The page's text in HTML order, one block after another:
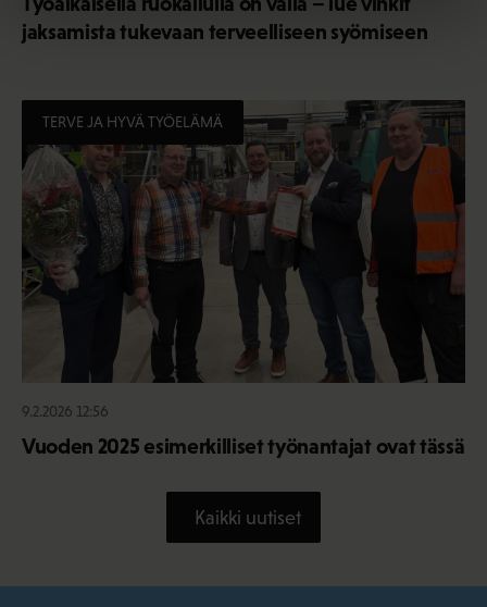
jaksamista tukevaan terveelliseen syömiseen
TERVE JA HYVÄ TYÖELÄMÄ
9.2.2026 12:56
Vuoden 2025 esimerkilliset työnantajat ovat tässä
Kaikki uutiset